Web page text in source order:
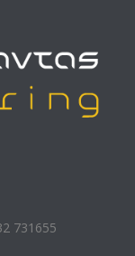
731655